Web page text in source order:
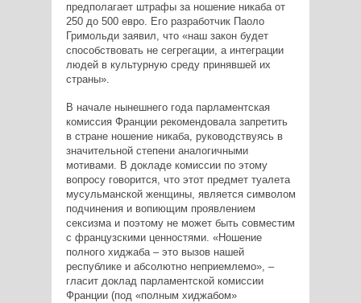
предполагает штрафы за ношение никаба от
250 до 500 евро. Его разработчик Паоло
Гримольди заявил, что «наш закон будет
способствовать не сегрегации, а интеграции
людей в культурную среду принявшей их
страны».
В начале нынешнего года парламентская
комиссия Франции рекомендовала запретить
в стране ношение никаба, руководствуясь в
значительной степени аналогичными
мотивами. В докладе комиссии по этому
вопросу говорится, что этот предмет туалета
мусульманской женщины, является символом
подчинения и вопиющим проявлением
сексизма и поэтому не может быть совместим
с французскими ценностями. «Ношение
полного хиджаба – это вызов нашей
республике и абсолютно неприемлемо», –
гласит доклад парламентской комиссии
Франции (под «полным хиджабом»